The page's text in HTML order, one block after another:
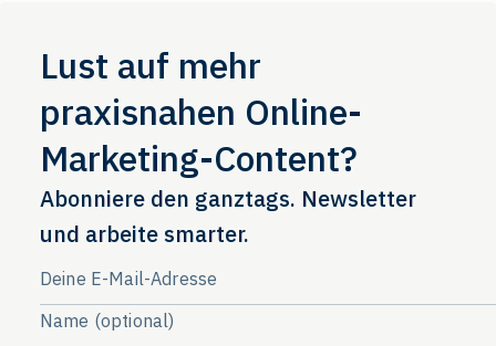
Lust auf mehr
praxisnahen Online-
Marketing-Content?
Abonniere den ganztags. Newsletter
und arbeite smarter.